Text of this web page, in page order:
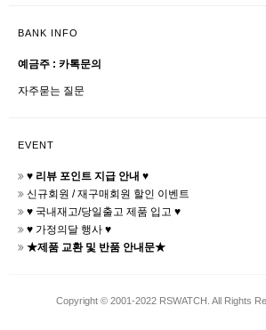
BANK INFO
예금주 : 카톡문의
자주묻는 질문
EVENT
♥ 리뷰 포인트 지급 안내 ♥
신규회원 / 재구매회원 할인 이벤트
♥ 국내재고/당일출고 제품 입고 ♥
♥ 가정의달 행사 ♥
★제품 교환 및 반품 안내문★
Copyright © 2001-2022 RSWATCH. All Rights